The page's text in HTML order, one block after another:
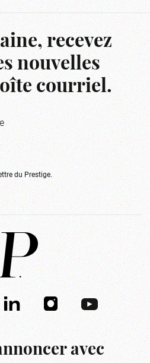
recevez
nouvelles
courriel.
du Prestige.
avec